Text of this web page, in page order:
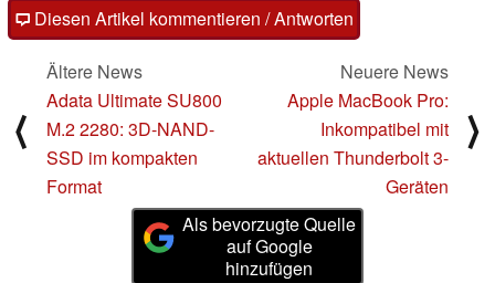
Diesen Artikel kommentieren / Antworten
⟨
Ältere News
Adata Ultimate SU800
M.2 2280: 3D-NAND-
SSD im kompakten
Format
Neuere News
Apple MacBook Pro:
Inkompatibel mit
aktuellen Thunderbolt 3-
Geräten
⟩
Als bevorzugte Quelle
auf Google
hinzufügen